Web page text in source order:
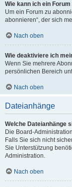
Wie kann ich ein
Um ein Forum zu
abonnieren“, der sich
Nach oben
Wie deaktiviere ich
Wenn Sie mehrere
persönlichen Bereich
Nach oben
Dateianhänge
Welche Dateianhänge
Die Board-
Falls Sie sich nicht
Sie Unterstützung
Administration.
Nach oben